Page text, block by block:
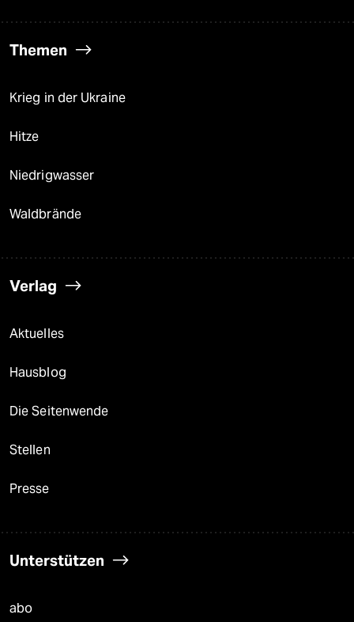
Themen
Krieg in der Ukraine
Hitze
Niedrigwasser
Waldbrände
Verlag
Aktuelles
Hausblog
Die Seitenwende
Stellen
Presse
Unterstützen
abo